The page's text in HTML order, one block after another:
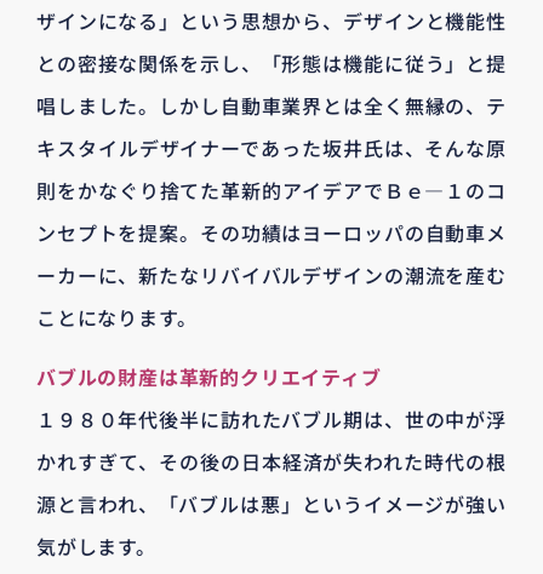
ザインになる」という思想から、デザインと機能性
との密接な関係を示し、「形態は機能に従う」と提
唱しました。しかし自動車業界とは全く無縁の、テ
キスタイルデザイナーであった坂井氏は、そんな原
則をかなぐり捨てた革新的アイデアでＢｅ―１のコ
ンセプトを提案。その功績はヨーロッパの自動車メ
ーカーに、新たなリバイバルデザインの潮流を産む
ことになります。
バブルの財産は革新的クリエイティブ
１９８０年代後半に訪れたバブル期は、世の中が浮
かれすぎて、その後の日本経済が失われた時代の根
源と言われ、「バブルは悪」というイメージが強い
気がします。